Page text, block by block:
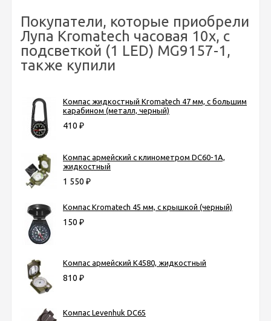
Покупатели, которые приобрели
Лупа Kromatech часовая 10х, с
подсветкой (1 LED) MG9157-1,
также купили
Компас жидкостный Kromatech 47 мм, с большим
карабином (металл, черный)
410 ₽
Компас армейский с клинометром DC60-1A,
жидкостный
1 550 ₽
Компас Kromatech 45 мм, с крышкой (черный)
150 ₽
Компас армейский K4580, жидкостный
810 ₽
Компас Levenhuk DC65